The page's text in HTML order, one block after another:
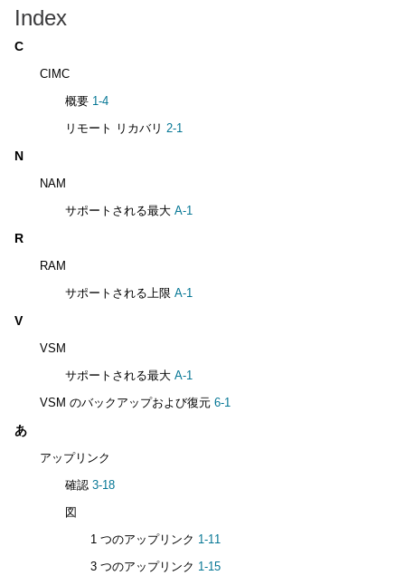
Index
C
CIMC
概要 1-4
リモート リカバリ 2-1
N
NAM
サポートされる最大 A-1
R
RAM
サポートされる上限 A-1
V
VSM
サポートされる最大 A-1
VSM のバックアップおよび復元 6-1
あ
アップリンク
確認 3-18
図
1 つのアップリンク 1-11
3 つのアップリンク 1-15